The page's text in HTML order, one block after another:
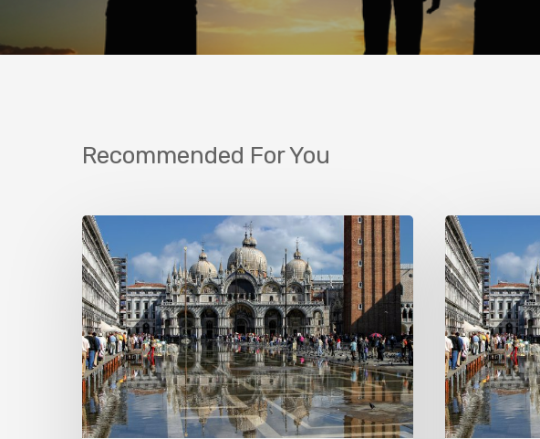
Recommended For You